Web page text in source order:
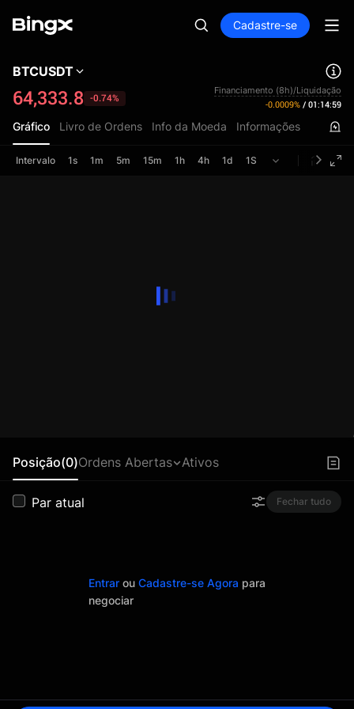
Cadastre-se
BTCUSDT
64,333.8 -0.74%
Financiamento (8h)/Liquidação
-0.0009% / 01:14:58
Gráfico Livro de Ordens Info da Moeda Informações
Intervalo 1s 1m 5m 15m 1h 4h 1d 1S
Posição(0)Ordens Abertas Ativos
Par atual Fechar tudo
Entrar ou Cadastre-se Agora para
negociar